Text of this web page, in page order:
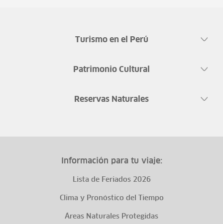
Turismo en el Perú
Patrimonio Cultural
Reservas Naturales
Información para tu viaje:
Lista de Feriados 2026
Clima y Pronóstico del Tiempo
Áreas Naturales Protegidas